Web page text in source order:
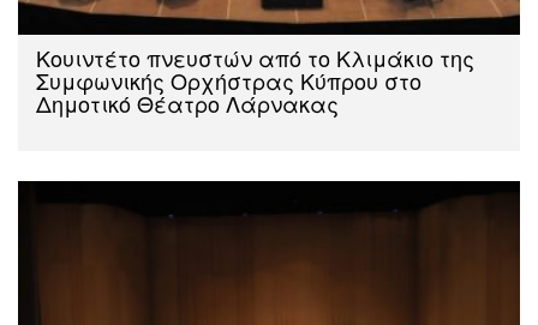
Kουιντέτο πνευστών από το Κλιμάκιο της
Συμφωνικής Ορχήστρας Κύπρου στο
Δημοτικό Θέατρο Λάρνακας